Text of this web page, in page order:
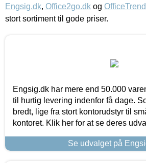
Engsig.dk, Office2go.dk og
stort sortiment til gode priser.
Engsig.dk har mere end 50.000
til hurtig levering indenfor få dage.
bredt, lige fra stort kontorudstyr til
kontoret. Klik her for at se deres
Se udvalget på